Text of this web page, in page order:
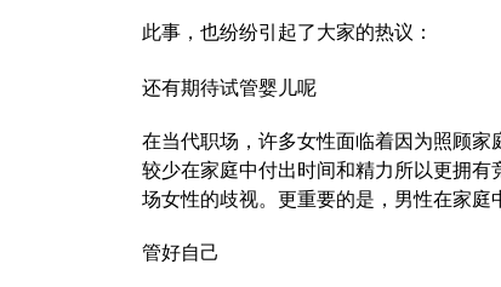
此事，也纷纷引起了大家的热议：
还有期待试管婴儿呢
在当代职场，许多女性面临着因为照顾家
较少在家庭中付出时间和精力所以更拥有
场女性的歧视。更重要的是，男性在家庭
管好自己